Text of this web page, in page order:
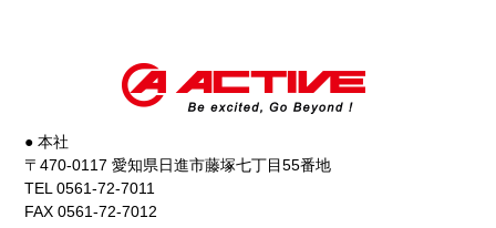
● 本社
〒470-0117 愛知県日進市藤塚七丁目55番地
TEL 0561-72-7011
FAX 0561-72-7012